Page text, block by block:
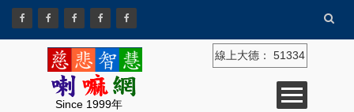
Since 1999年
線上大德： 51334